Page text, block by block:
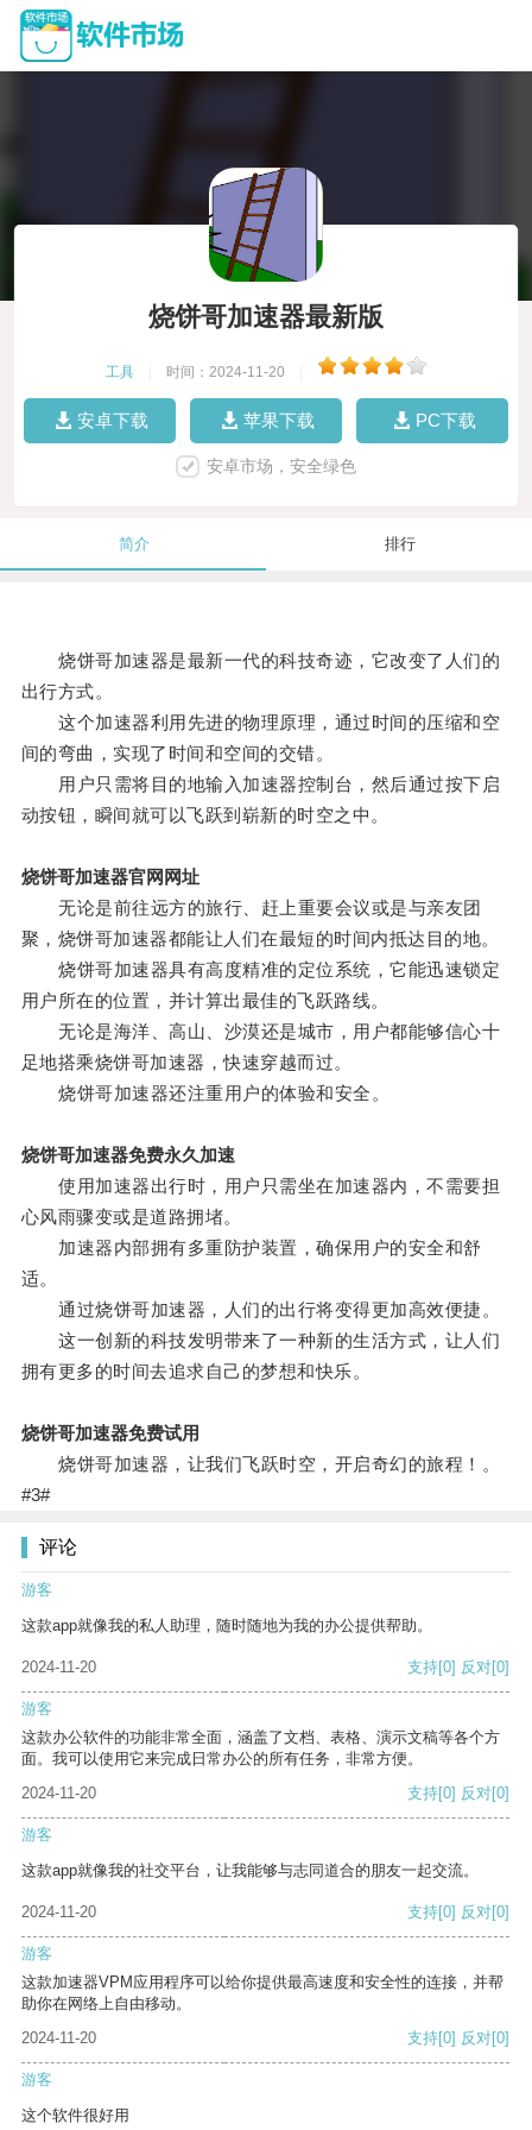
烧饼哥加速器最新版
工具 时间：2024-11-20
安卓下载 苹果下载 PC下载
安卓市场，安全绿色
简介 排行
烧饼哥加速器是最新一代的科技奇迹，它改变了人们的
出行方式。
这个加速器利用先进的物理原理，通过时间的压缩和空
间的弯曲，实现了时间和空间的交错。
用户只需将目的地输入加速器控制台，然后通过按下启
动按钮，瞬间就可以飞跃到崭新的时空之中。
烧饼哥加速器官网网址
无论是前往远方的旅行、赶上重要会议或是与亲友团
聚，烧饼哥加速器都能让人们在最短的时间内抵达目的地。
烧饼哥加速器具有高度精准的定位系统，它能迅速锁定
用户所在的位置，并计算出最佳的飞跃路线。
无论是海洋、高山、沙漠还是城市，用户都能够信心十
足地搭乘烧饼哥加速器，快速穿越而过。
烧饼哥加速器还注重用户的体验和安全。
烧饼哥加速器免费永久加速
使用加速器出行时，用户只需坐在加速器内，不需要担
心风雨骤变或是道路拥堵。
加速器内部拥有多重防护装置，确保用户的安全和舒
适。
通过烧饼哥加速器，人们的出行将变得更加高效便捷。
这一创新的科技发明带来了一种新的生活方式，让人们
拥有更多的时间去追求自己的梦想和快乐。
烧饼哥加速器免费试用
烧饼哥加速器，让我们飞跃时空，开启奇幻的旅程！。
#3#
评论
游客
这款app就像我的私人助理，随时随地为我的办公提供帮助。
2024-11-20 支持[0] 反对[0]
游客
这款办公软件的功能非常全面，涵盖了文档、表格、演示文稿等各个方
面。我可以使用它来完成日常办公的所有任务，非常方便。
2024-11-20
支持[0] 反对[0]
游客
这款app就像我的社交平台，让我能够与志同道合的朋友一起交流。
2024-11-20 支持[0] 反对[0]
游客
这款加速器VPM应用程序可以给你提供最高速度和安全性的连接，并帮
助你在网络上自由移动。
2024-11-20
支持[0] 反对[0]
游客
这个软件很好用